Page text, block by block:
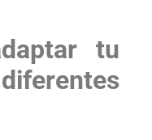
tu